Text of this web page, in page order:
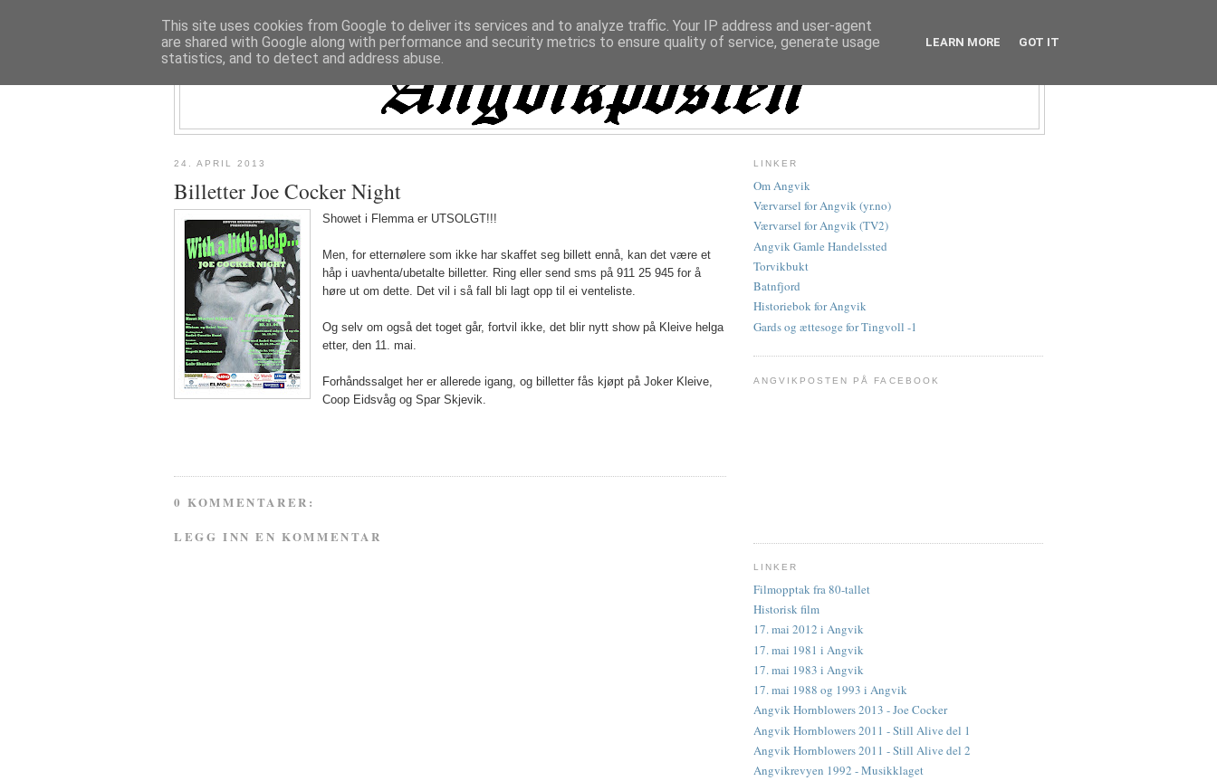
24. APRIL 2013
Billetter Joe Cocker Night
Showet i Flemma er UTSOLGT!!!
Men, for etternølere som ikke har skaffet seg billett ennå, kan det være et
håp i uavhenta/ubetalte billetter. Ring eller send sms på 911 25 945 for å
høre ut om dette. Det vil i så fall bli lagt opp til ei venteliste.
Og selv om også det toget går, fortvil ikke, det blir nytt show på Kleive helga
etter, den 11. mai.
Forhåndssalget her er allerede igang, og billetter fås kjøpt på Joker Kleive,
Coop Eidsvåg og Spar Skjevik.
0 KOMMENTARER:
LEGG INN EN KOMMENTAR
LINKER
Om Angvik
Værvarsel for Angvik (yr.no)
Værvarsel for Angvik (TV2)
Angvik Gamle Handelssted
Torvikbukt
Batnfjord
Historiebok for Angvik
Gards og ættesoge for Tingvoll -1
ANGVIKPOSTEN PÅ FACEBOOK
LINKER
Filmopptak fra 80-tallet
Historisk film
17. mai 2012 i Angvik
17. mai 1981 i Angvik
17. mai 1983 i Angvik
17. mai 1988 og 1993 i Angvik
Angvik Hornblowers 2013 - Joe Cocker
Angvik Hornblowers 2011 - Still Alive del 1
Angvik Hornblowers 2011 - Still Alive del 2
Angvikrevyen 1992 - Musikklaget
This site uses cookies from Google to deliver its services and to analyze traffic. Your IP address and user-agent
are shared with Google along with performance and security metrics to ensure quality of service, generate usage
statistics, and to detect and address abuse.
LEARN MORE GOT IT